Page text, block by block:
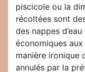
piscicole ou la
récoltées sont
des nappes
économiques
manière ironique
annulés par la